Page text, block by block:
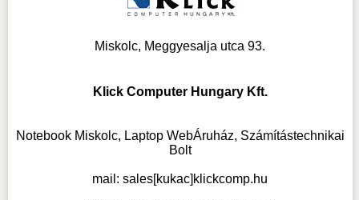
Miskolc, Meggyesalja utca 93.
Klick Computer Hungary Kft.
Notebook Miskolc, Laptop WebÁruház, Számítástechnikai
Bolt
mail:sales[kukac]klickcomp.hu